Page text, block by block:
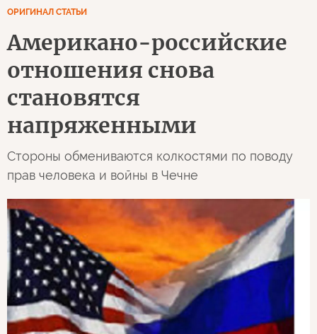
ОРИГИНАЛ СТАТЬИ
Американо-российские
отношения снова
становятся
напряженными
Стороны обмениваются колкостями по поводу
прав человека и войны в Чечне